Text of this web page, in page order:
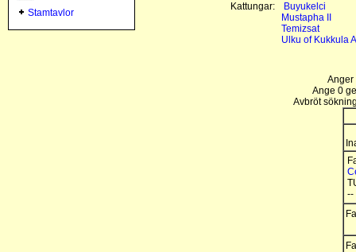
Stamtavlor
Kattungar:
Buyukelci
Mustapha II
Temizsat
Ulku of Kukkula
Anger
Ange 0
Avbröt
--